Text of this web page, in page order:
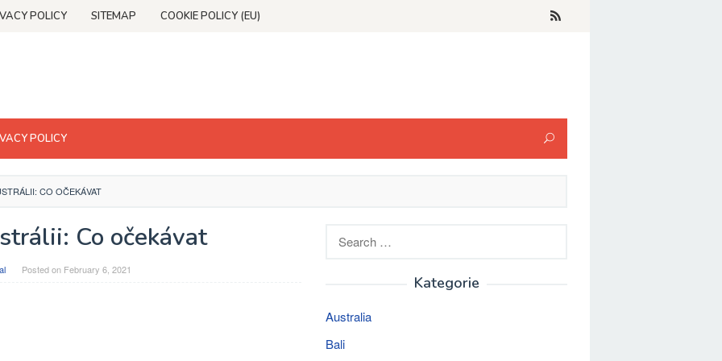
POLICY SITEMAP COOKIE POLICY (EU)
POLICY
CO OČEKÁVAT
Co očekávat
Posted on February 6, 2021
Kategorie
Australia
Bali